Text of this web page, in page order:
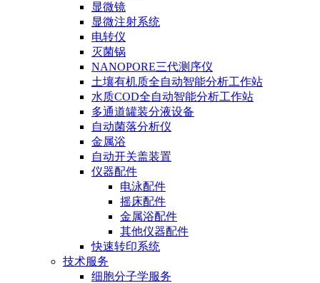
显微镜
显微注射系统
电转仪
灭菌锅
NANOPORE三代测序仪
土壤有机质全自动智能分析工作站
水质COD全自动智能分析工作站
多通道罐装分液设备
自动菌落分析仪
金属浴
自动开关盖装置
仪器配件
电泳配件
摇床配件
金属浴配件
其他仪器配件
快速转印系统
技术服务
细胞分子学服务